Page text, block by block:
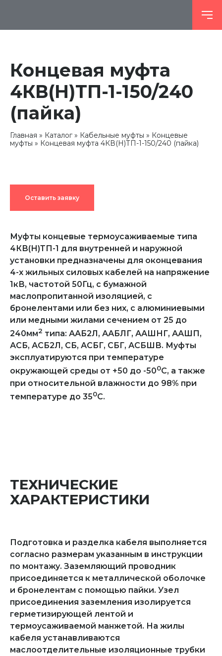
Концевая муфта
4КВ(Н)ТП-1-150/240
(пайка)
Главная Каталог Кабельные муфты
Концевые
муфты
Концевая муфта 4КВ(Н)ТП-1-150/240 (пайка)
Оставить заявку
Муфты концевые термоусаживаемые типа
4КВ(Н)ТП-1 для внутренней и наружной
установки предназначены для оконцевания
4-х жильных силовых кабелей на напряжение
1кВ, частотой 50Гц, с бумажной
маслопропитанной изоляцией, с
бронелентами или без них, с алюминиевыми
или медными жилами сечением от 25 до
240мм2 типа: ААБ2Л, ААБЛГ, ААШНГ, ААШП,
АСБ, АСБ2Л, СБ, АСБГ, СБГ, АСБШВ. Муфты
эксплуатируются при температуре
окружающей среды от +50 до -500С, а также
при относительной влажности до 98% при
температуре до 350С.
ТЕХНИЧЕСКИЕ
ХАРАКТЕРИСТИКИ
Подготовка и разделка кабеля выполняется
согласно размерам указанным в инструкции
по монтажу. Заземляющий проводник
присоединяется к металлической оболочке
и бронелентам с помощью пайки. Узел
присоединения заземления изолируется
герметизирующей лентой и
термоусаживаемой манжетой. На жилы
кабеля устанавливаются
маслоотделительные изоляционные трубки